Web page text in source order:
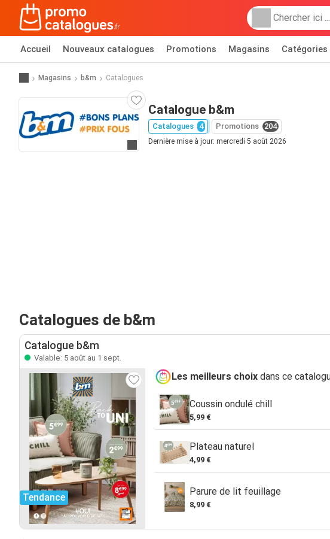
Accueil Nouveaux catalogues Promotions Magasins Catégories
Magasins b&m Catalogues
Allez au site web
Catalogue b&m
Catalogues 4 Promotions 204
Dernière mise à jour: mercredi 5 août 2026
Catalogues de b&m
Catalogue b&m
Valable: 5 août au 1 sept.
Tendance
Les meilleurs choix dans ce
Coussin ondulé chill
5,99 €
Plateau naturel
4,99 €
Parure de lit feuillage
8,99 €